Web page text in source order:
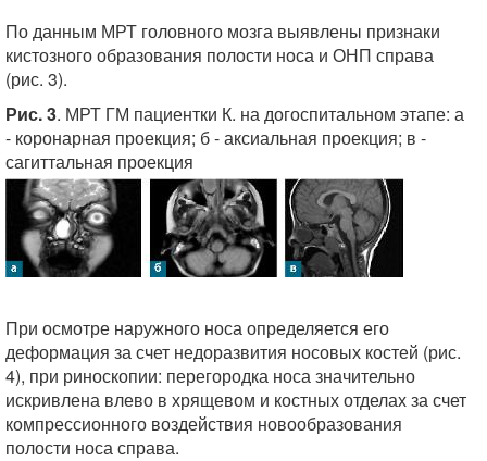
По данным МРТ головного мозга выявлены признаки
кистозного образования полости носа и ОНП справа
(рис. 3).
Рис. 3. МРТ ГМ пациентки К. на догоспитальном этапе: а
- коронарная проекция; б - аксиальная проекция; в -
сагиттальная проекция
При осмотре наружного носа определяется его
деформация за счет недоразвития носовых костей (рис.
4), при риноскопии: перегородка носа значительно
искривлена влево в хрящевом и костных отделах за счет
компрессионного воздействия новообразования
полости носа справа.